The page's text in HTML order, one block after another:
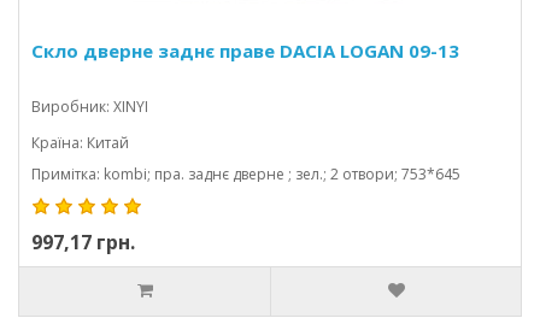
Скло дверне заднє праве DACIA LOGAN 09-13
Виробник: XINYI
Країна: Китай
Примітка: kombi; пра. заднє дверне ; зел.; 2 отвори; 753*645
997,17 грн.